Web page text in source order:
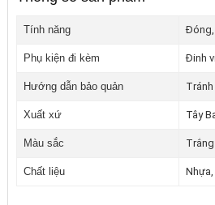
Tính năng Đóng,
Phụ kiện đi kèm Đinh
Hướng dẫn bảo quản
Xuất xứ Tây
Màu sắc Trắng
Chất liệu